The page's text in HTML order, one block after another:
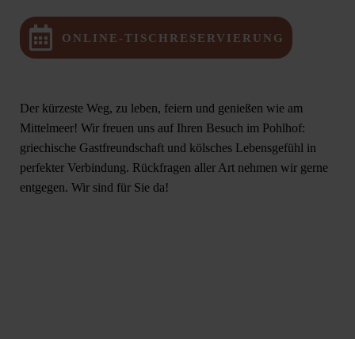
ONLINE-TISCHRESERVIERUNG
Der kürzeste Weg, zu leben, feiern und genießen wie am
Mittelmeer! Wir freuen uns auf Ihren Besuch im Pohlhof:
griechische Gastfreundschaft und kölsches Lebensgefühl in
perfekter Verbindung. Rückfragen aller Art nehmen wir gerne
entgegen. Wir sind für Sie da!